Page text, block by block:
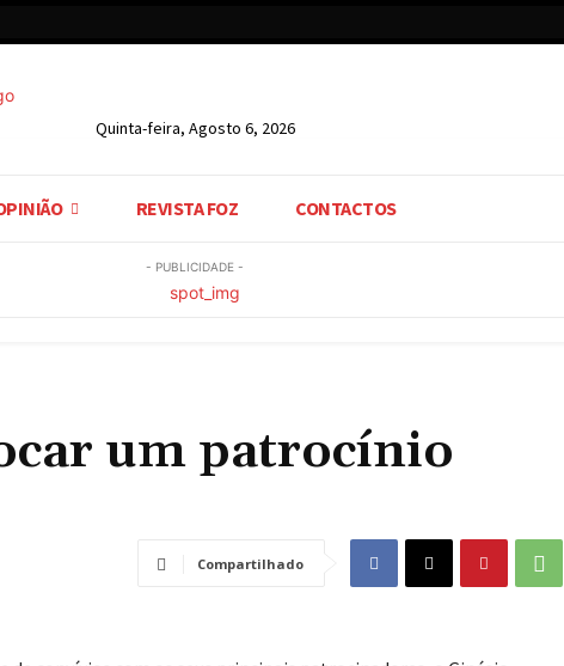
Quinta-feira, Agosto 6, 2026
REVISTA FOZ CONTACTOS
- PUBLICIDADE -
um patrocínio
Compartilhado